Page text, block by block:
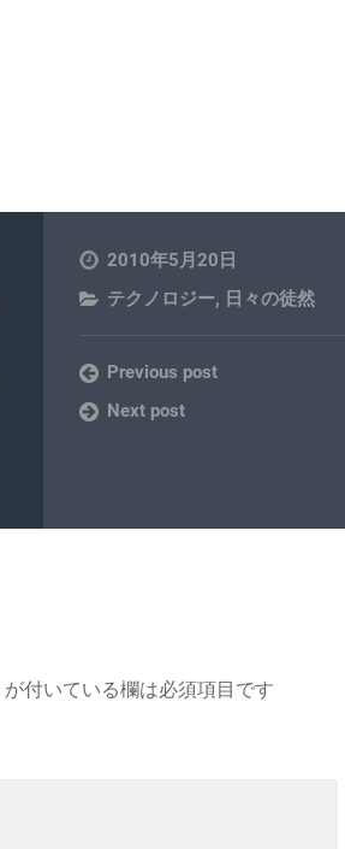
2010年5月20日
テクノロジー, 日々の徒然
Previous post
Next post
が付いている欄は必須項目です